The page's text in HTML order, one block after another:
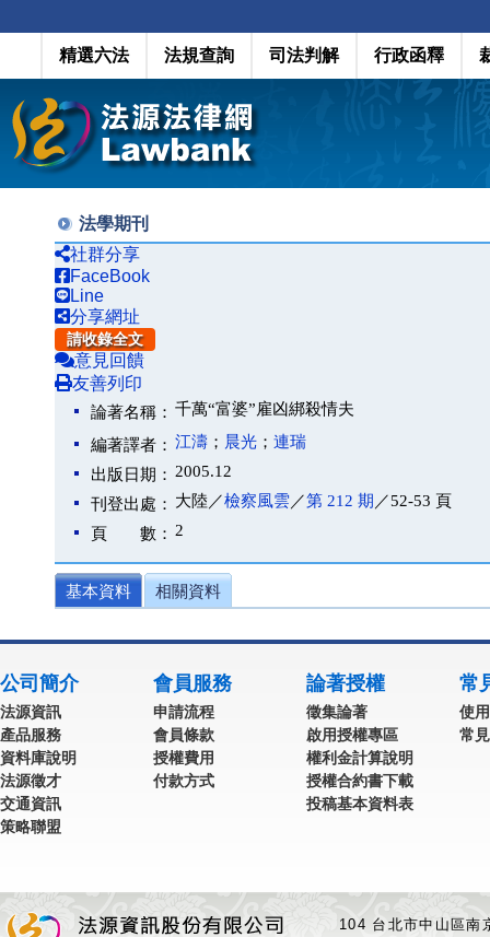
精選六法 法規查詢 司法判解 行政函釋
法學期刊
社群分享
FaceBook
Line
分享網址
請收錄全文
意見回饋
友善列印
論著名稱： 千萬“富婆”雇凶綁殺情夫
編著譯者： 江濤 ； 晨光 ； 連瑞
出版日期： 2005.12
刊登出處： 大陸／檢察風雲／第 212 期 ／52-53 頁
頁 數： 2
基本資料 相關資料
公司簡介
法源資訊
產品服務
資料庫說明
法源徵才
交通資訊
策略聯盟
會員服務
申請流程
會員條款
授權費用
付款方式
論著授權
徵集論著
啟用授權專區
權利金計算說明
授權合約書下載
投稿基本資料表
常
使
常
104 台北市中山區